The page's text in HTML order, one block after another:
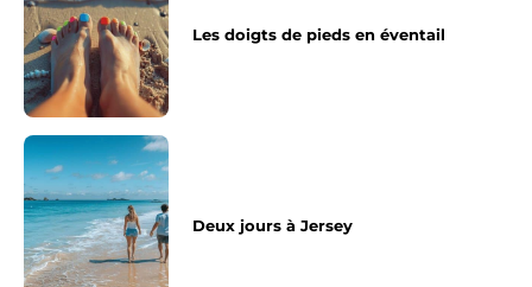
Les doigts de pieds en éventail
Deux jours à Jersey